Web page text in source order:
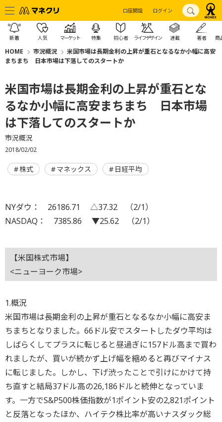
口座開設 ログイン
新着 人気 マーケット 特集 初心者 ライフデザイン 連載 著者 商
HOME 市況概況
米国市場は長期金利の上昇が重石となるなか小幅に高安
まちまち 日本市場は下落してのスタートか
米国市場は長期金利の上昇が重石とな
るなか小幅に高安まちまち 日本市場
は下落してのスタートか
市況概況
2018/02/02
株式 マネックス 日経平均
NYダウ： 26186.71 △37.32 （2/1）
NASDAQ： 7385.86 ▼25.62 （2/1）
【米国株式市場】
<ニューヨーク市場>
1.概況
米国市場は長期金利の上昇が重石となるなか小幅に高安ま
ちまちとなりました。66ドル安でスタートしたダウ平均は
しばらくしてプラスに転じると昼過ぎに157ドル高まで買わ
れましたが、買いが続かず上げ幅を縮めると再びマイナス
に転じました。しかし、下げ渋ったことで引けにかけて持
ち直すと結局37ドル高の26,186ドルと続伸となっていま
す。一方でS&P500株価指数が1ポイント安の2,821ポイント
と反落となったほか、ハイテク株比率が高いナスダック総